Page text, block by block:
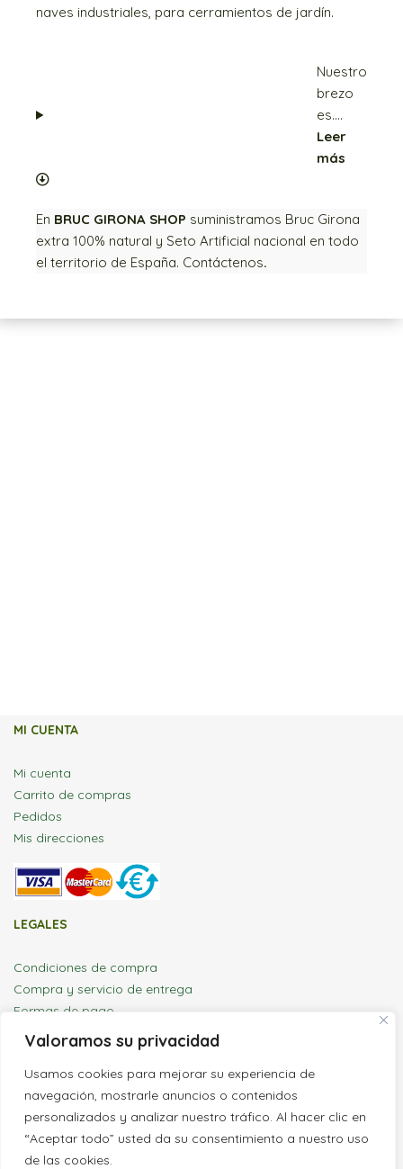
Valoramos su privacidad
Usamos cookies para mejorar su experiencia de
navegación, mostrarle anuncios o contenidos
personalizados y analizar nuestro tráfico. Al hacer clic en
“Aceptar todo” usted da su consentimiento a nuestro uso
de las cookies.
naves industriales, para cerramientos de jardín.
Nuestro
brezo
es....
Leer
más
En BRUC GIRONA SHOP suministramos Bruc Girona
extra 100% natural y Seto Artificial nacional en todo
el territorio de España. Contáctenos.
MI CUENTA
Mi cuenta
Carrito de compras
Pedidos
Mis direcciones
LEGALES
Condiciones de compra
Compra y servicio de entrega
Formas de pago
Aviso legal y política de privacidad
CALLE ARENYS Nº. 3, POL. IND. CAN PATALINA
08380 MALGRAT DE MAR, BARCELONA, España
Horario: Lun-Vie 09:00h a 14:00hs y 16:00h a 19:00hs